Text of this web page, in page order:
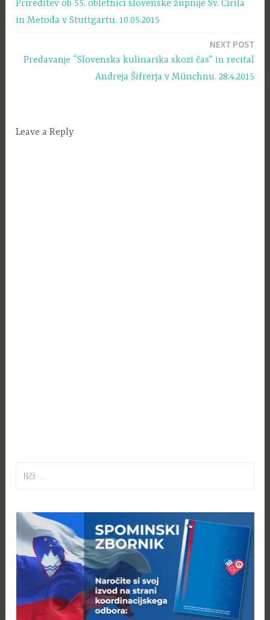
prispevka
Prireditev ob 55. obletnici slovenske župnije Sv. Cirila
in Metoda v Stuttgartu, 10.05.2015
NEXT POST
Predavanje “Slovenska kulinarika skozi čas” in recital
Andreja Šifrerja v Münchnu. 28.4.2015
Leave a Reply